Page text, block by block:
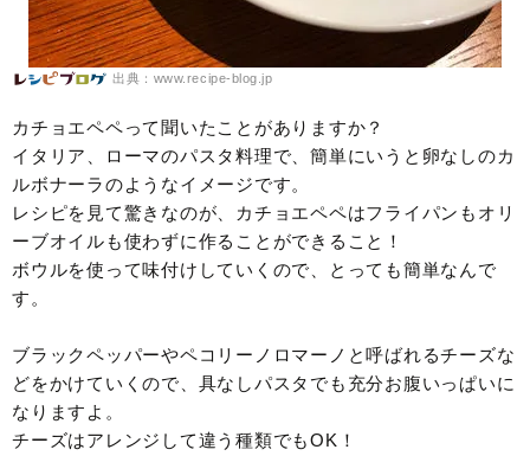
出典：www.recipe-blog.jp
カチョエペペって聞いたことがありますか？
イタリア、ローマのパスタ料理で、簡単にいうと卵なしのカ
ルボナーラのようなイメージです。
レシピを見て驚きなのが、カチョエペペはフライパンもオリ
ーブオイルも使わずに作ることができること！
ボウルを使って味付けしていくので、とっても簡単なんで
す。
ブラックペッパーやペコリーノロマーノと呼ばれるチーズな
どをかけていくので、具なしパスタでも充分お腹いっぱいに
なりますよ。
チーズはアレンジして違う種類でもOK！